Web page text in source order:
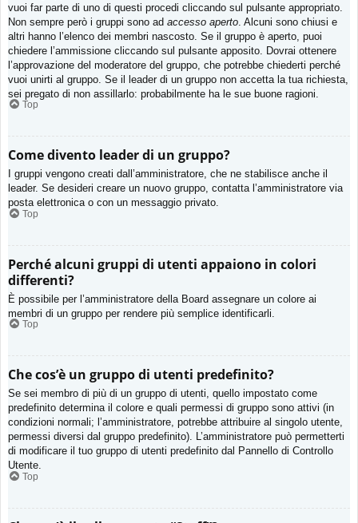
vuoi far parte di uno di questi procedi cliccando sul pulsante appropriato.
Non sempre però i gruppi sono ad accesso aperto . Alcuni sono chiusi e
altri hanno l’elenco dei membri nascosto. Se il gruppo è aperto, puoi
chiedere l’ammissione cliccando sul pulsante apposito. Dovrai ottenere
l’approvazione del moderatore del gruppo, che potrebbe chiederti perché
vuoi unirti al gruppo. Se il leader di un gruppo non accetta la tua richiesta,
sei pregato di non assillarlo: probabilmente ha le sue buone ragioni.
Top
Come divento leader di un gruppo?
I gruppi vengono creati dall’amministratore, che ne stabilisce anche il
leader. Se desideri creare un nuovo gruppo, contatta l’amministratore via
posta elettronica o con un messaggio privato.
Top
Perché alcuni gruppi di utenti appaiono in colori
differenti?
È possibile per l’amministratore della Board assegnare un colore ai
membri di un gruppo per rendere più semplice identificarli.
Top
Che cos’è un gruppo di utenti predefinito?
Se sei membro di più di un gruppo di utenti, quello impostato come
predefinito determina il colore e quali permessi di gruppo sono attivi (in
condizioni normali; l’amministratore, potrebbe attribuire al singolo utente,
permessi diversi dal gruppo predefinito). L’amministratore può permetterti
di modificare il tuo gruppo di utenti predefinito dal Pannello di Controllo
Utente.
Top